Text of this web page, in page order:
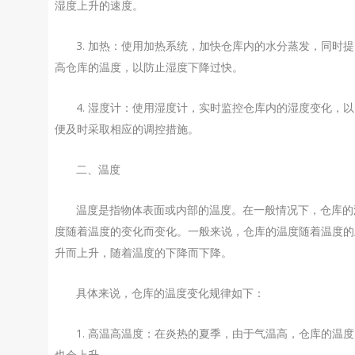
湿度上升的速度。
3. 加热：使用加热系统，加快仓库内的水分蒸发，同时提
高仓库的温度，以防止湿度下降过快。
4. 湿度计：使用湿度计，实时监控仓库内的湿度变化，以
便及时采取相应的调控措施。
二、温度
温度是指物体表面或内部的温度。在一般情况下，仓库
度随着温度的变化而变化。一般来说，仓库的温度随着温度
升而上升，随着温度的下降而下降。
具体来说，仓库的温度变化规律如下：
1. 高温高温度：在炎热的夏季，由于气温高，仓库的温度